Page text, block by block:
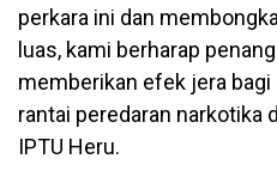
perkara ini dan
luas, kami berharap
memberikan efek jera
rantai peredaran narkotika
IPTU Heru.